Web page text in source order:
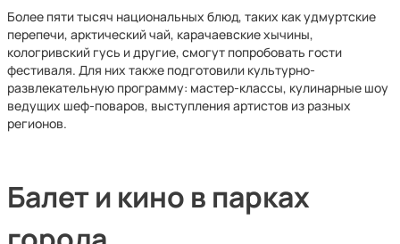
Более пяти тысяч национальных блюд, таких как удмуртские
перепечи, арктический чай, карачаевские хычины,
кологривский гусь и другие, смогут попробовать гости
фестиваля. Для них также подготовили культурно-
развлекательную программу: мастер-классы, кулинарные шоу
ведущих шеф-поваров, выступления артистов из разных
регионов.
Балет и кино в парках